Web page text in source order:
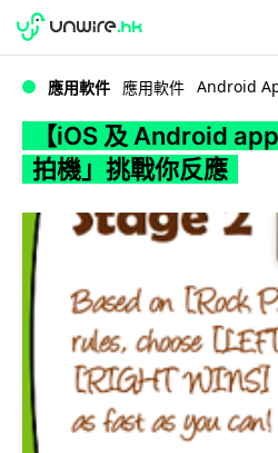
WWDC 2026
應用軟件 應用軟件 Android
【iOS 及 Android
拍機」挑戰你反應